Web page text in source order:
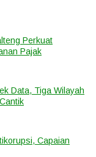
Perkuat
Pajak
Data, Tiga Wilayah
Capaian